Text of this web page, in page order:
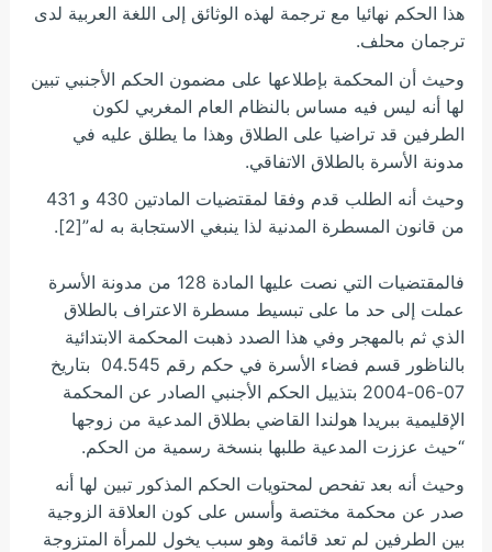
هذا الحكم نهائيا مع ترجمة لهذه الوثائق إلى اللغة العربية لدى
ترجمان محلف.
وحيث أن المحكمة بإطلاعها على مضمون الحكم الأجنبي تبين
لها أنه ليس فيه مساس بالنظام العام المغربي لكون
الطرفين قد تراضيا على الطلاق وهذا ما يطلق عليه في
مدونة الأسرة بالطلاق الاتفاقي.
وحيث أنه الطلب قدم وفقا لمقتضيات المادتين 430 و 431
من قانون المسطرة المدنية لذا ينبغي الاستجابة به له”[2].
فالمقتضيات التي نصت عليها المادة 128 من مدونة الأسرة
عملت إلى حد ما على تبسيط مسطرة الاعتراف بالطلاق
الذي ثم بالمهجر وفي هذا الصدد ذهبت المحكمة الابتدائية
بالناظور قسم فضاء الأسرة في حكم رقم 04.545 بتاريخ
07-06-2004 بتذييل الحكم الأجنبي الصادر عن المحكمة
الإقليمية ببريدا هولندا القاضي بطلاق المدعية من زوجها
“حيث عززت المدعية طلبها بنسخة رسمية من الحكم.
وحيث أنه بعد تفحص لمحتويات الحكم المذكور تبين لها أنه
صدر عن محكمة مختصة وأسس على كون العلاقة الزوجية
بين الطرفين لم تعد قائمة وهو سبب يخول للمرأة المتزوجة